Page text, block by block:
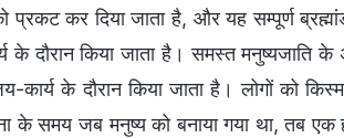
प्रकट कर दिया जाता है, और यह सम्पूर्ण
के दौरान किया जाता है। समस्त मनुष्यजाति
के दौरान किया जाता है। लोगों को
के समय जब मनुष्य को बनाया गया था, तब